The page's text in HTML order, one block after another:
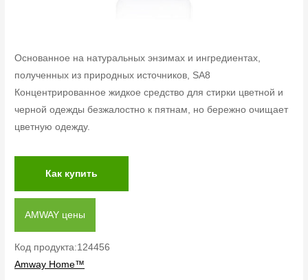
Основанное на натуральных энзимах и ингредиентах,
полученных из природных источников, SA8
Концентрированное жидкое средство для стирки цветной и
черной одежды безжалостно к пятнам, но бережно очищает
цветную одежду.
Как купить
AMWAY цены
Код продукта:124456
Amway Home™